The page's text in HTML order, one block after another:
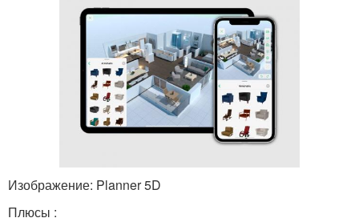
Изображение: Planner 5D
Плюсы :